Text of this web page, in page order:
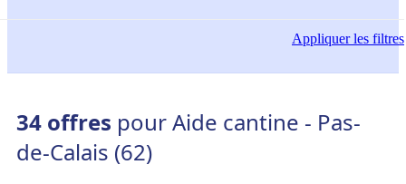
Appliquerles filtres
34 offres pour Aide cantine - Pas-
de-Calais (62)